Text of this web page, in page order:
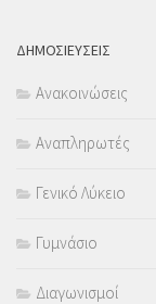
ΔΗΜΟΣΙΕΥΣΕΙΣ
Ανακοινώσεις
Αναπληρωτές
Γενικό Λύκειο
Γυμνάσιο
Διαγωνισμοί